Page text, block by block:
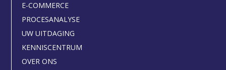
E-COMMERCE
PROCESANALYSE
UW UITDAGING
KENNISCENTRUM
OVER ONS